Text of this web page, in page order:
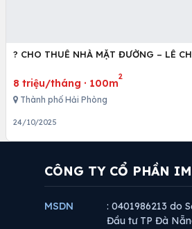
? CHO THUÊ NHÀ MẶT ĐƯỜNG – LÊ
8 triệu/tháng · 100m
2
Thành phố Hải Phòng
24/10/2025
CÔNG TY CỔ PHẦN
MSDN
: 0401986213 do
Đầu tư TP Đà